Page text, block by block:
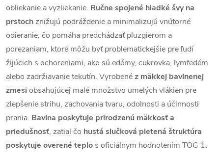
obliekanie a vyzliekanie. Ručne spojené hladké švy na
prstochznižujú podráždenie a minimalizujú vnútorné
odieranie, čo pomáha predchádzať pľuzgierom a
porezaniam, ktoré môžu byť problematickejšie pre ľudí
žijúcich s ochoreniami, ako sú edémy, cukrovka, lymfedém
alebo zadržiavanie tekutín. Vyrobenéz mäkkej bavlnenej
zmesi obsahujúcej malé množstvo umelých vlákien pre
zlepšenie strihu, zachovania tvaru, odolnosti a účinnosti
prania. Bavlna poskytuje prirodzenú mäkkosť a
priedušnosť, zatiaľ čo hustá slučková pletená štruktúra
poskytuje overené teplo s oficiálnym hodnotením TOG 1.